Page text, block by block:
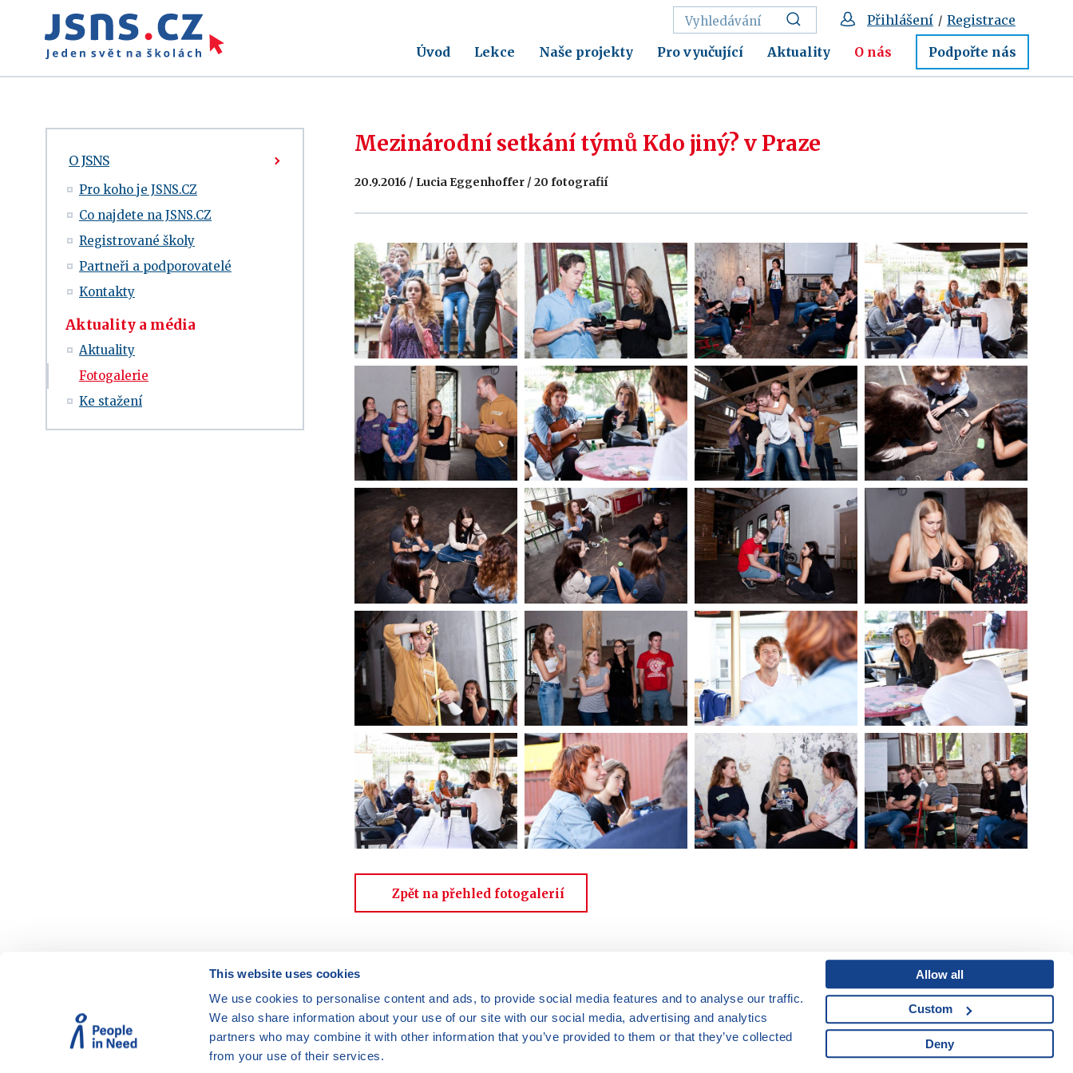
This website uses cookies
We use cookies to personalise content and ads, to provide social media features and to analyse our traffic.
We also share information about your use of our site with our social media, advertising and analytics
partners who may combine it with other information that you’ve provided to them or that they’ve collected
from your use of their services.
Allow all
Custom
Deny
Úvod Lekce Naše projekty Pro vyučující Aktuality O nás Podpořte nás
Přihlášení / Registrace
O JSNS
Pro koho je JSNS.CZ
Co najdete na JSNS.CZ
Registrované školy
Partneři a podporovatelé
Kontakty
Aktuality a média
Aktuality
Fotogalerie
Ke stažení
Mezinárodní setkání týmů Kdo jiný? v Praze
20.9.2016 / Lucia Eggenhoffer / 20 fotografií
Zpět na přehled fotogalerií
© Vzdělávací program JSNS
Člověk v tísni, o. p. s.
Máte dotazy?
Rádi vám pomůžeme.
Kontaktujte nás
FAQ
Odebírejte
Mapa webu
Osobní údaje